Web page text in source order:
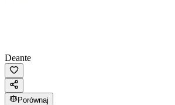
Deante
Porównaj